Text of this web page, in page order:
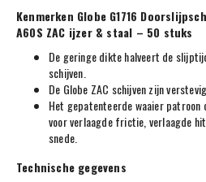
Kenmerken Globe G1716
A60S ZAC ijzer & staal – 50 stuks
De geringe dikte halveert de
schijven.
De Globe ZAC schijven zijn
Het gepatenteerde waaier
voor verlaagde frictie, verlaagde
snede.
Technische gegevens